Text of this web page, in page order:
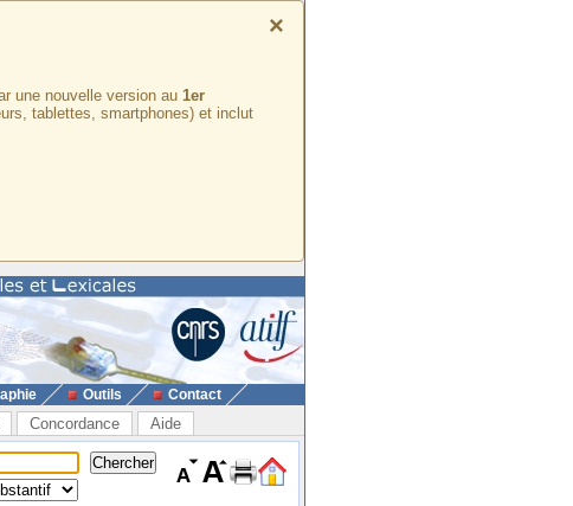
×
une nouvelle version au 1er
tablettes, smartphones) et inclut
Outils Contact
Concordance Aide